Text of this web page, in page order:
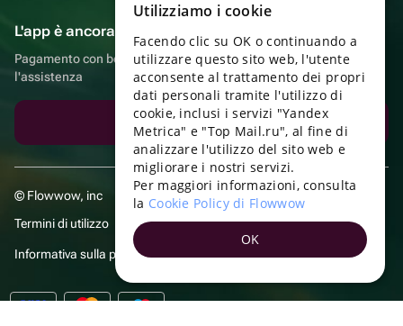
L'app è ancora più comoda!
Pagamento con bonus, autoconsegna, comoda chat con
l'assistenza
Scarica l'app
© Flowwow, inc
Termini di utilizzo
Informativa sulla privacy
ENGLISH
UKRAINIAN
PORTUGUESE
SPANISH
TURKISH
Utilizziamo i cookie
Facendo clic su OK o continuando a
utilizzare questo sito web, l'utente
acconsente al trattamento dei propri
dati personali tramite l'utilizzo di
cookie, inclusi i servizi "Yandex
Metrica" e "Top Mail.ru", al fine di
analizzare l'utilizzo del sito web e
migliorare i nostri servizi.
Per maggiori informazioni, consulta
la Cookie Policy di Flowwow
OK